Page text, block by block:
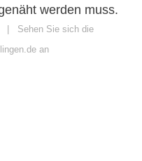
werden muss.
| Sehen Sie sich die
an